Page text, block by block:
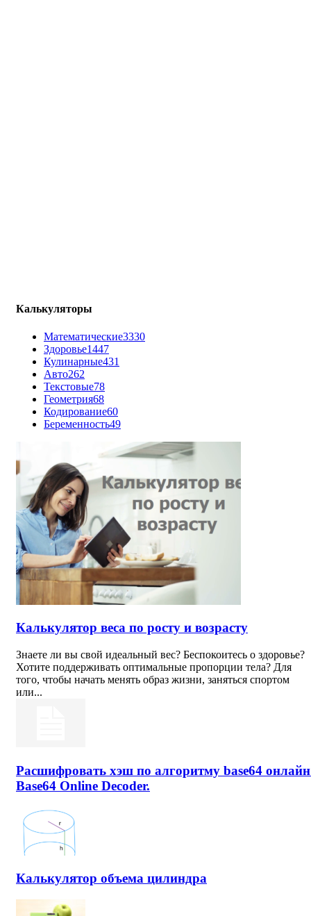
Калькуляторы
Математические3330
Здоровье1447
Кулинарные431
Авто262
Текстовые78
Геометрия68
Кодирование60
Беременность49
Калькулятор веса по росту и возрасту
Знаете ли вы свой идеальный вес? Беспокоитесь о здоровье?
Хотите поддерживать оптимальные пропорции тела? Для
того, чтобы начать менять образ жизни, заняться спортом
или...
Расшифровать хэш по алгоритму base64
Base64 Online Decoder.
Калькулятор объема цилиндра